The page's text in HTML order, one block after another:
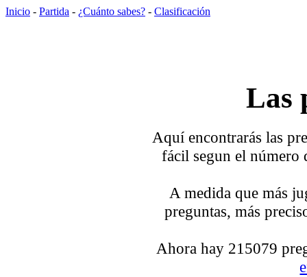
Inicio - Partida - ¿Cuánto sabes? - Clasificación
Las
Aquí encontrarás las
fácil segun el número
A medida que más
preguntas, más
Ahora hay 215079